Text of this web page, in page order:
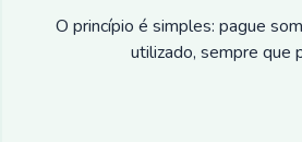
O princípio é simples: pague
utilizado, sempre que